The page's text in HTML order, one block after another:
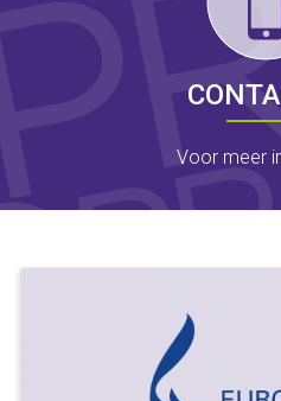
Voor meer